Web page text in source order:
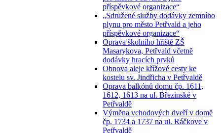
příspěvkové organizace“
„Sdružené služby dodávky zemního
plynu pro město Petřvald a jeho
příspěvkové organizace“
Oprava školního hřiště ZŠ
Masarykova, Petřvald včetně
dodávky hracích prvků
Obnova aleje křížové cesty ke
kostelu sv. Jindřicha v Petřvaldě
Oprava balkónů domu čp. 1611,
1612, 1613 na ul. Březinské v
Petřvaldě
Výměna vchodových dveří v domě
čp. 1734 a 1737 na ul. Ráčkove v
Petřvaldě